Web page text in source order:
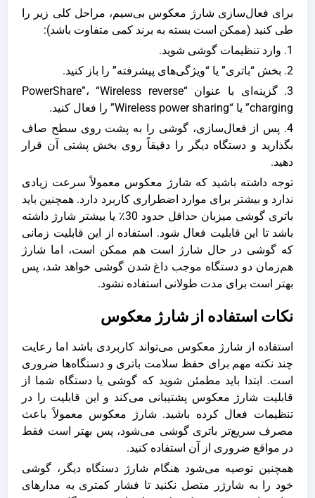
برای فعال‌سازی شارژ معکوس بی‌سیم، مراحل کلی زیر را
طی کنید (ممکن است بسته به برند کمی متفاوت باشد):
1. وارد تنظیمات گوشی شوید.
2. بخش “باتری” یا “ویژگی‌های پیشرفته” را باز کنید.
3. گزینه‌ای با عنوان “PowerShare”، “Wireless reverse
charging” یا “Wireless power sharing” را فعال کنید.
4. پس از فعال‌سازی، گوشی را به پشت روی سطح صاف
بگذارید و دستگاه دیگر را دقیقاً روی بخش پشتی آن قرار
دهید.
توجه داشته باشید که شارژ معکوس معمولاً سرعت زیادی
ندارد و بیشتر برای موارد اضطراری کاربرد دارد. همچنین باید
باتری گوشی میزبان حداقل حدود 30٪ یا بیشتر شارژ داشته
باشد تا این قابلیت فعال شود. استفاده از این قابلیت زمانی
که گوشی در حال شارژ است هم ممکن است، اما شارژ
هم‌زمان دو دستگاه موجب داغ شدن گوشی خواهد شد، پس
بهتر است برای مدت طولانی استفاده نشود.
نکات استفاده از شارژ معکوس
استفاده از شارژ معکوس می‌تواند کاربردی باشد اما رعایت
چند نکته مهم برای حفظ سلامت باتری و دستگاه‌ها ضروری
است. ابتدا باید مطمئن شوید که گوشی یا دستگاه شما از
قابلیت شارژ معکوس پشتیبانی می‌کند و این قابلیت را در
تنظیمات فعال کرده باشید. شارژ معکوس معمولاً باعث
مصرف سریع‌تر باتری گوشی می‌شود، پس بهتر است فقط
در مواقع ضروری از آن استفاده کنید.
همچنین توصیه می‌شود هنگام شارژ دستگاه دیگر، گوشی
خود را به شارژر متصل نکنید تا فشار کمتری به مدارهای